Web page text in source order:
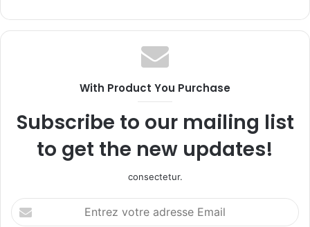
With Product You Purchase
Subscribe to our mailing list
to get the new updates!
consectetur.
Entrez
votre